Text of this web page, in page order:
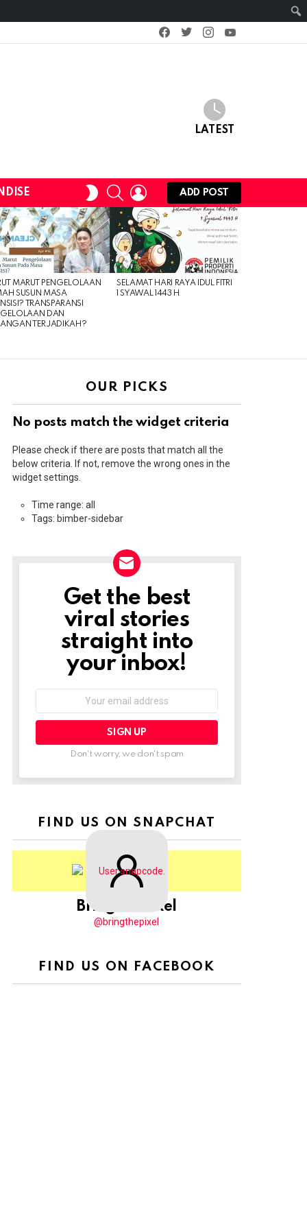
facebooktwitterinstagram
LATEST
SWITCH
SKIN
SEARCHLOGIN
ADD POST
MARUT PENGELOLAAN
SUSUN MASA
TRANSPARANSI
DAN
TERJADIKAH?
SELAMAT HARI RAYA IDUL FITRI
1 SYAWAL 1443 H
OUR PICKS
No posts match the widget criteria
Please check if there are posts that match all the
below criteria. If not, remove the wrong ones in the
widget settings.
Time range: all
Tags: bimber-sidebar
NEWSLETTER
Get the best
viral stories
straight into
your inbox!
Don't worry, we don't spam
FIND US ON SNAPCHAT
BringThePixel
@bringthepixel
FIND US ON FACEBOOK